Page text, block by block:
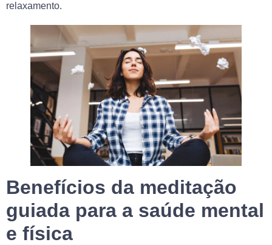
relaxamento.
Benefícios da meditação
guiada para a saúde mental
e física